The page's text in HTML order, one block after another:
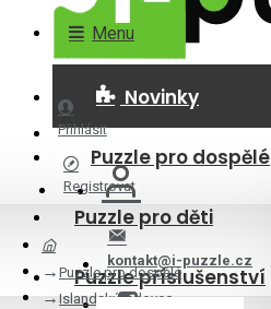
kontakt@i-puzzle.cz
Menu
Novinky
Puzzle pro dospělé
Puzzle pro děti
Puzzle příslušenství
Přihlásit
Registrovat
Puzzle pro dospělé
Islandský ledovec